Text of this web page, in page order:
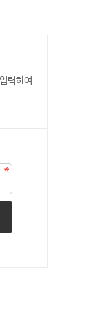
력하여